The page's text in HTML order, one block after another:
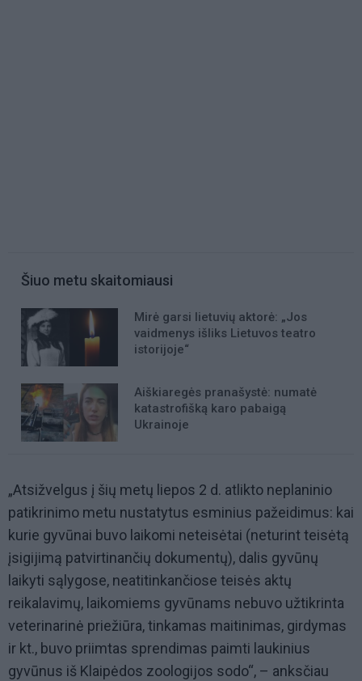
Šiuo metu skaitomiausi
Mirė garsi lietuvių aktorė: „Jos
vaidmenys išliks Lietuvos teatro
istorijoje“
Aiškiaregės pranašystė: numatė
katastrofišką karo pabaigą
Ukrainoje
„Atsižvelgus į šių metų liepos 2 d. atlikto neplaninio
patikrinimo metu nustatytus esminius pažeidimus: kai
kurie gyvūnai buvo laikomi neteisėtai (neturint teisėtą
įsigijimą patvirtinančių dokumentų), dalis gyvūnų
laikyti sąlygose, neatitinkančiose teisės aktų
reikalavimų, laikomiems gyvūnams nebuvo užtikrinta
veterinarinė priežiūra, tinkamas maitinimas, girdymas
ir kt., buvo priimtas sprendimas paimti laukinius
gyvūnus iš Klaipėdos zoologijos sodo“, – anksčiau